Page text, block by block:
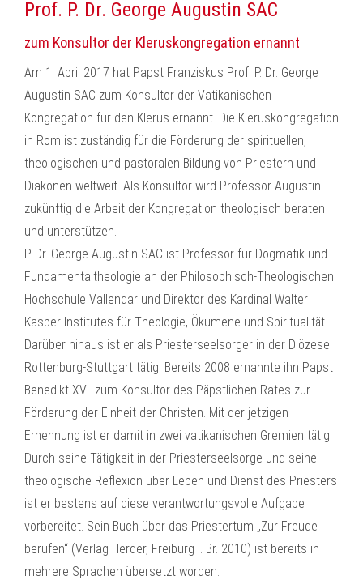
Prof. P. Dr. George Augustin SAC
zum Konsultor der Kleruskongregation ernannt
Am 1. April 2017 hat Papst Franziskus Prof. P. Dr. George
Augustin SAC zum Konsultor der Vatikanischen
Kongregation für den Klerus ernannt. Die Kleruskongregation
in Rom ist zuständig für die Förderung der spirituellen,
theologischen und pastoralen Bildung von Priestern und
Diakonen weltweit. Als Konsultor wird Professor Augustin
zukünftig die Arbeit der Kongregation theologisch beraten
und unterstützen.
P. Dr. George Augustin SAC ist Professor für Dogmatik und
Fundamentaltheologie an der Philosophisch-Theologischen
Hochschule Vallendar und Direktor des Kardinal Walter
Kasper Institutes für Theologie, Ökumene und Spiritualität.
Darüber hinaus ist er als Priesterseelsorger in der Diözese
Rottenburg-Stuttgart tätig. Bereits 2008 ernannte ihn Papst
Benedikt XVI. zum Konsultor des Päpstlichen Rates zur
Förderung der Einheit der Christen. Mit der jetzigen
Ernennung ist er damit in zwei vatikanischen Gremien tätig.
Durch seine Tätigkeit in der Priesterseelsorge und seine
theologische Reflexion über Leben und Dienst des Priesters
ist er bestens auf diese verantwortungsvolle Aufgabe
vorbereitet. Sein Buch über das Priestertum „Zur Freude
berufen“ (Verlag Herder, Freiburg i. Br. 2010) ist bereits in
mehrere Sprachen übersetzt worden.